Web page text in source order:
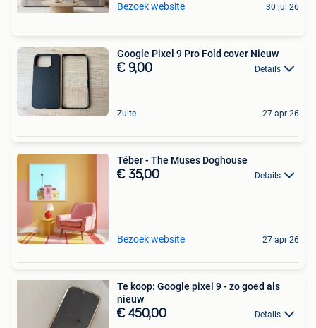
Bezoek website 30 jul 26
Google Pixel 9 Pro Fold cover Nieuw
€ 9,00 Details
Zulte 27 apr 26
Téber - The Muses Doghouse
€ 35,00 Details
Bezoek website 27 apr 26
Te koop: Google pixel 9 - zo goed als
nieuw
€ 450,00 Details